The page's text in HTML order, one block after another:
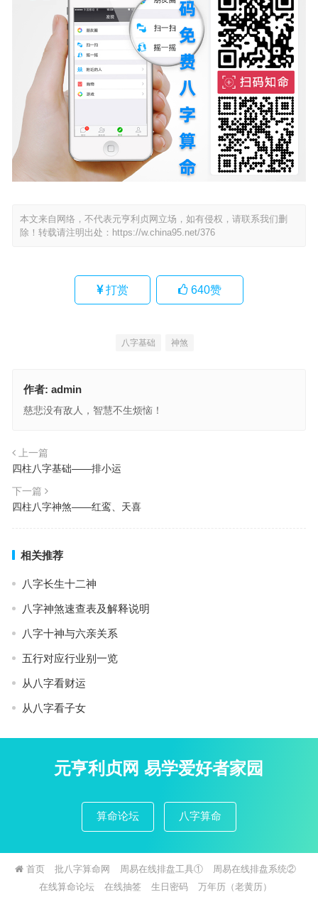
本文来自网络，不代表元亨利贞网立场，如有侵权，请联系我们删
除！转载请注明出处： https://w.china95.net/376
打赏 640赞
八字基础 神煞
作者: admin
慈悲没有敌人，智慧不生烦恼！
上一篇
四柱八字基础——排小运
下一篇
四柱八字神煞——红鸾、天喜
相关推荐
八字长生十二神
八字神煞速查表及解释说明
八字十神与六亲关系
五行对应行业别一览
从八字看财运
从八字看子女
元亨利贞网 易学爱好者家园
算命论坛 八字算命
首页 批八字算命网 周易在线排盘工具①
周易在线排盘系统②
在线算命论坛
在线抽签 生日密码 万年历（老黄历）